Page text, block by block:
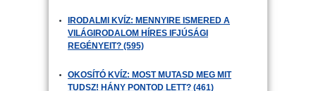
IRODALMI KVÍZ: MENNYIRE ISMERED A
VILÁGIRODALOM HÍRES IFJÚSÁGI
REGÉNYEIT? (595)
OKOSÍTÓ KVÍZ: MOST MUTASD MEG MIT
TUDSZ! HÁNY PONTOD LETT? (461)